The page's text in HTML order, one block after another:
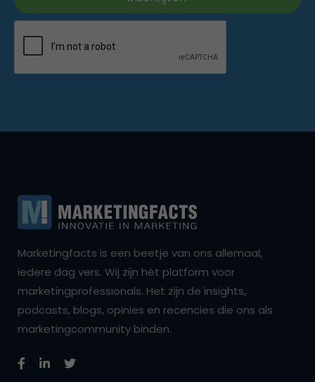
Marketingfacts is een beetje van ons allemaal,
iedere dag vers. Wij zijn hét platform voor
marketingprofessionals. Het zijn de insights,
podcasts, blogs, opinies en recencies die ons als
marketingcommunity binden.